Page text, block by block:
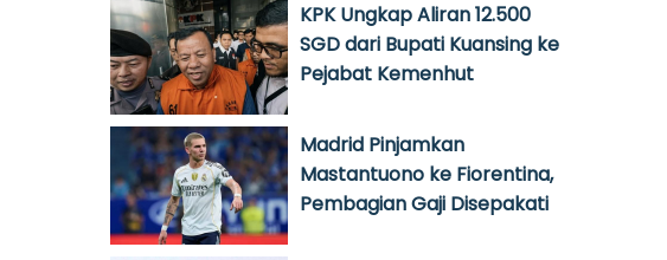
KPK Ungkap Aliran 12.500
SGD dari Bupati Kuansing ke
Pejabat Kemenhut
Madrid Pinjamkan
Mastantuono ke Fiorentina,
Pembagian Gaji Disepakati